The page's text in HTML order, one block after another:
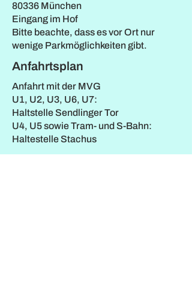
80336 München
Eingang im Hof
Bitte beachte, dass es vor Ort nur
wenige Parkmöglichkeiten gibt.
Anfahrtsplan
Anfahrt mit der MVG
U1, U2, U3, U6, U7:
Haltstelle Sendlinger Tor
U4, U5 sowie Tram- und S-Bahn:
Haltestelle Stachus